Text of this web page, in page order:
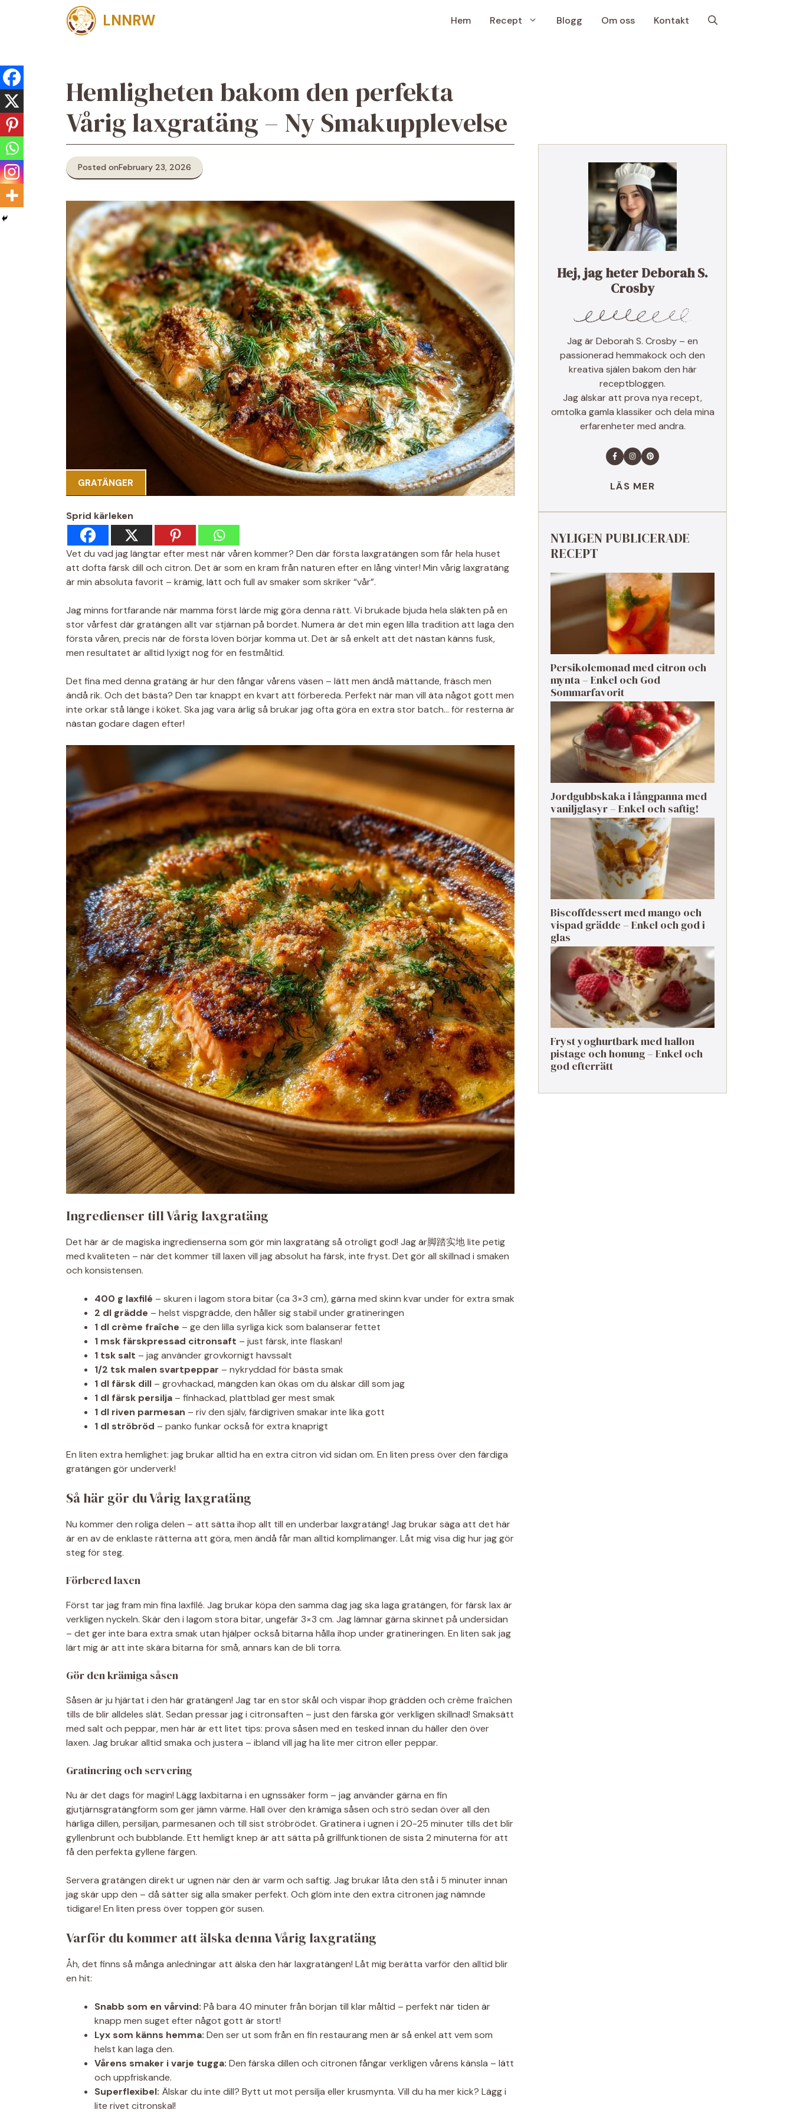
LNNRW Hem Recept Blogg Om oss Kontakt
Hemligheten bakom den perfekta
Vårig laxgratäng – Ny Smakupplevelse
Posted onFebruary 23, 2026
GRATÄNGER
Sprid kärleken
Vet du vad jag längtar efter mest när våren kommer? Den där första laxgratängen som får hela huset
att dofta färsk dill och citron. Det är som en kram från naturen efter en lång vinter! Min vårig laxgratäng
är min absoluta favorit – krämig, lätt och full av smaker som skriker “vår”.
Jag minns fortfarande när mamma först lärde mig göra denna rätt. Vi brukade bjuda hela släkten på en
stor vårfest där gratängen allt var stjärnan på bordet. Numera är det min egen lilla tradition att laga den
första våren, precis när de första löven börjar komma ut. Det är så enkelt att det nästan känns fusk,
men resultatet är alltid lyxigt nog för en festmåltid.
Det fina med denna gratäng är hur den fångar vårens väsen – lätt men ändå mättande, fräsch men
ändå rik. Och det bästa? Den tar knappt en kvart att förbereda. Perfekt när man vill äta något gott men
inte orkar stå länge i köket. Ska jag vara ärlig så brukar jag ofta göra en extra stor batch… för resterna är
nästan godare dagen efter!
Ingredienser till Vårig laxgratäng
Det här är de magiska ingredienserna som gör min laxgratäng så otroligt god! Jag är脚踏实地 lite petig
med kvaliteten – när det kommer till laxen vill jag absolut ha färsk, inte fryst. Det gör all skillnad i smaken
och konsistensen.
400 g laxfilé – skuren i lagom stora bitar (ca 3×3 cm), gärna med skinn kvar under för extra smak
2 dl grädde – helst vispgrädde, den håller sig stabil under gratineringen
1 dl crème fraîche – ge den lilla syrliga kick som balanserar fettet
1 msk färskpressad citronsaft – just färsk, inte flaskan!
1 tsk salt – jag använder grovkornigt havssalt
1/2 tsk malen svartpeppar – nykryddad för bästa smak
1 dl färsk dill – grovhackad, mängden kan ökas om du älskar dill som jag
1 dl färsk persilja – finhackad, plattblad ger mest smak
1 dl riven parmesan – riv den själv, färdigriven smakar inte lika gott
1 dl ströbröd – panko funkar också för extra knaprigt
En liten extra hemlighet: jag brukar alltid ha en extra citron vid sidan om. En liten press över den färdiga
gratängen gör underverk!
Så här gör du Vårig laxgratäng
Nu kommer den roliga delen – att sätta ihop allt till en underbar laxgratäng! Jag brukar säga att det här
är en av de enklaste rätterna att göra, men ändå får man alltid komplimanger. Låt mig visa dig hur jag gör
steg för steg.
Förbered laxen
Först tar jag fram min fina laxfilé. Jag brukar köpa den samma dag jag ska laga gratängen, för färsk lax är
verkligen nyckeln. Skär den i lagom stora bitar, ungefär 3×3 cm. Jag lämnar gärna skinnet på undersidan
– det ger inte bara extra smak utan hjälper också bitarna hålla ihop under gratineringen. En liten sak jag
lärt mig är att inte skära bitarna för små, annars kan de bli torra.
Gör den krämiga såsen
Såsen är ju hjärtat i den här gratängen! Jag tar en stor skål och vispar ihop grädden och crème fraîchen
tills de blir alldeles slät. Sedan pressar jag i citronsaften – just den färska gör verkligen skillnad! Smaksätt
med salt och peppar, men här är ett litet tips: prova såsen med en tesked innan du häller den över
laxen. Jag brukar alltid smaka och justera – ibland vill jag ha lite mer citron eller peppar.
Gratinering och servering
Nu är det dags för magin! Lägg laxbitarna i en ugnssäker form – jag använder gärna en fin
gjutjärnsgratängform som ger jämn värme. Häll över den krämiga såsen och strö sedan över all den
härliga dillen, persiljan, parmesanen och till sist ströbrödet. Gratinera i ugnen i 20-25 minuter tills det blir
gyllenbrunt och bubblande. Ett hemligt knep är att sätta på grillfunktionen de sista 2 minuterna för att
få den perfekta gyllene färgen.
Servera gratängen direkt ur ugnen när den är varm och saftig. Jag brukar låta den stå i 5 minuter innan
jag skär upp den – då sätter sig alla smaker perfekt. Och glöm inte den extra citronen jag nämnde
tidigare! En liten press över toppen gör susen.
Varför du kommer att älska denna Vårig laxgratäng
Åh, det finns så många anledningar att älska den här laxgratängen! Låt mig berätta varför den alltid blir
en hit:
Snabb som en vårvind: På bara 40 minuter från början till klar måltid – perfekt när tiden är
knapp men suget efter något gott är stort!
Lyx som känns hemma: Den ser ut som från en fin restaurang men är så enkel att vem som
helst kan laga den.
Vårens smaker i varje tugga: Den färska dillen och citronen fångar verkligen vårens känsla – lätt
och uppfriskande.
Superflexibel: Älskar du inte dill? Bytt ut mot persilja eller krusmynta. Vill du ha mer kick? Lägg i
lite rivet citronskal!
Hej, jag heter Deborah S.
Crosby
Jag är Deborah S. Crosby – en
passionerad hemmakock och den
kreativa själen bakom den här
receptbloggen.
Jag älskar att prova nya recept,
omtolka gamla klassiker och dela mina
erfarenheter med andra.
LÄS MER
NYLIGEN PUBLICERADE
RECEPT
Persikolemonad med citron och
mynta – Enkel och God
Sommarfavorit
Jordgubbskaka i långpanna med
vaniljglasyr – Enkel och saftig!
Biscoffdessert med mango och
vispad grädde – Enkel och god i
glas
Fryst yoghurtbark med hallon
pistage och honung – Enkel och
god efterrätt